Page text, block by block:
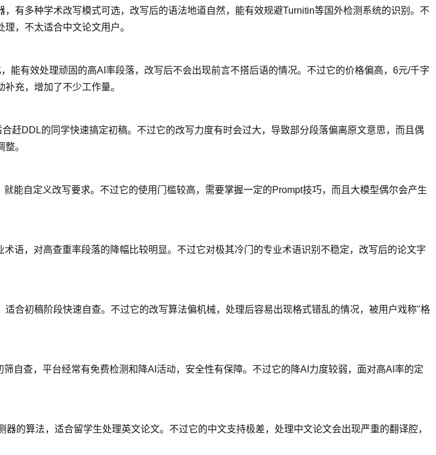
有多种学术改写模式可选，改写后的语法地道自然，能有效规避Turnitin等国外检测系统的识别。不
，不太适合中文论文用户。
能有效处理顽固的高AI率段落，改写后不会出现前言不搭后语的情况。不过它的价格偏高，6元/千字
充，增加了不少工作量。
赶DDL的同学快速搞定初稿。不过它的改写力度有时会过大，导致部分段落偏离原文意思，而且偶
。
能自定义改写要求。不过它的使用门槛较高，需要掌握一定的Prompt技巧，而且大模型偶尔会产生
语，对高查重率段落的降幅比较明显。不过它对极其冷门的专业术语识别不稳定，改写后的论文字
合初稿阶段快速自查。不过它的改写算法偏机械，处理后容易出现格式错乱的情况，被用户戏称"格
自查，平台经常有免费检测和降AI活动，安全性有保障。不过它的降AI力度较弱，面对高AI率的定
的算法，适合留学生处理英文论文。不过它的中文支持极差，处理中文论文会出现严重的翻译腔，